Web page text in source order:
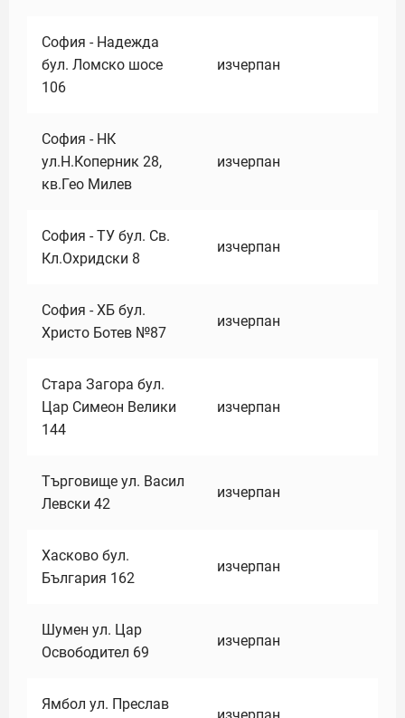
София - Надежда
бул. Ломско шосе
106
изчерпан
София - НК
ул.Н.Коперник 28,
кв.Гео Милев
изчерпан
София - ТУ бул. Св.
Кл.Охридски 8
изчерпан
София - ХБ бул.
Христо Ботев №87
изчерпан
Стара Загора бул.
Цар Симеон Велики
144
изчерпан
Търговище ул. Васил
Левски 42
изчерпан
Хасково бул.
България 162
изчерпан
Шумен ул. Цар
Освободител 69
изчерпан
Ямбол ул. Преслав